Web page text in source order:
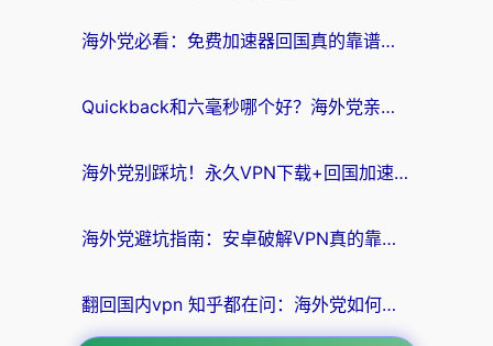
海外党必看：免费加速器回国真的靠谱吗？3步教你选到好用的归雁替代
Quickback和六毫秒哪个好？海外党亲测：选对回国加速器，无缝刷剧办公不再愁
海外党别踩坑！永久VPN下载+回国加速器选择指南，无缝刷国内剧游戏支付
海外党避坑指南：安卓破解VPN真的靠谱吗？教你选对回国加速器无缝刷国内资源
翻回国内vpn 知乎都在问：海外党如何选对加速器，无缝刷剧打游戏？